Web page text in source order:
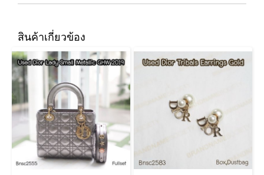
สินค้าเกี่ยวข้อง